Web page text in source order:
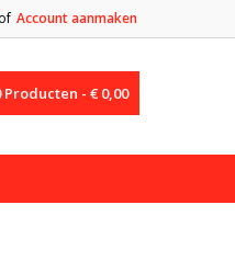
of Account aanmaken
Producten - € 0,00